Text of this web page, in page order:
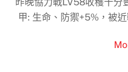
甲: 生命、防禦+5%，被